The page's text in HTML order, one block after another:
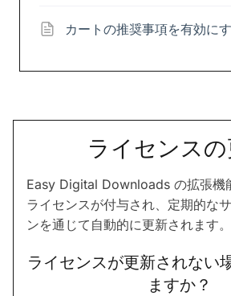
カートの推奨事項を有効に
ライセンス
Easy Digital Downloads の拡張機
ライセンスが付与され、定期的な
ンを通じて自動的に更新されます。
ライセンスが更新されない
ますか？